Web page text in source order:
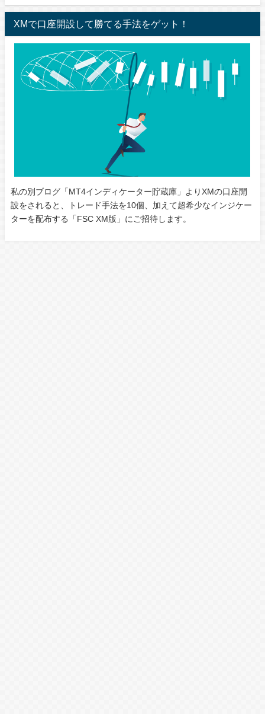
XMで口座開設して勝てる手法をゲット！
私の別ブログ「MT4インディケーター貯蔵庫」よりXMの口座開
設をされると、トレード手法を10個、加えて超希少なインジケー
ターを配布する「FSC XM版」にご招待します。